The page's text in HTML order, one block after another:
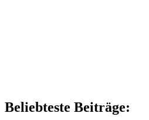
Beliebteste Beiträge: